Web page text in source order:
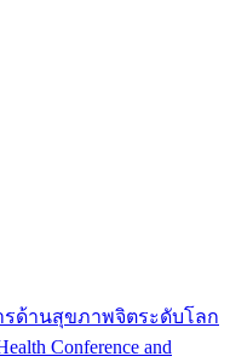
ด้านสุขภาพจิตระดับโลก
Conference and